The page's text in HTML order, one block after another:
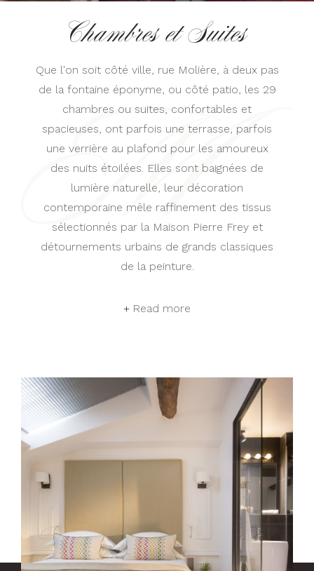
Chambres et Suites
Que l'on soit côté ville, rue Molière, à deux pas
de la fontaine éponyme, ou côté patio, les 29
chambres ou suites, confortables et
spacieuses, ont parfois une terrasse, parfois
une verrière au plafond pour les amoureux
des nuits étoilées. Elles sont baignées de
lumière naturelle, leur décoration
contemporaine mêle raffinement des tissus
sélectionnés par la Maison Pierre Frey et
détournements urbains de grands classiques
de la peinture.
Read more